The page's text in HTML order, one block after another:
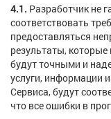
4.1. Разработчик не
соответствовать
предоставляться
результаты,
будут точными и
услуги, информации
Сервиса, будут
что все ошибки в